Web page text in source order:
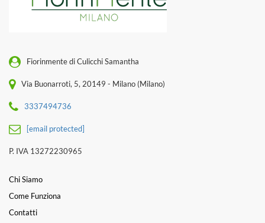
Fiorinmente di Culicchi Samantha
Via Buonarroti, 5, 20149 - Milano (Milano)
3337494736
[email protected]
P. IVA 13272230965
Chi Siamo
Come Funziona
Contatti